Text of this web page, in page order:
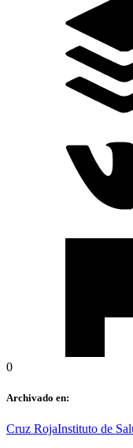
0
Archivado en:
Cruz RojaInstituto de